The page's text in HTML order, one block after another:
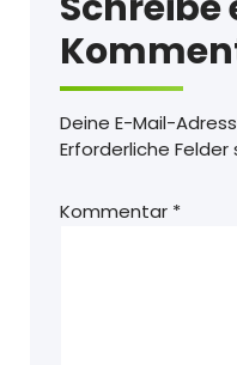
Deine E-Mail-
Erforderliche Felder
Kommentar *